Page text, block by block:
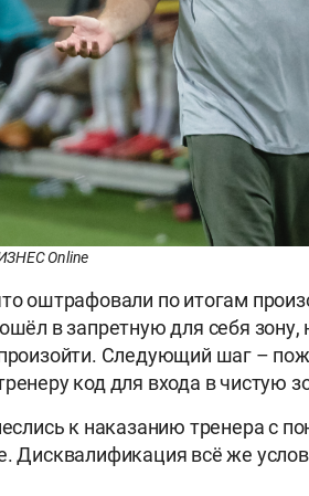
Online
оштрафовали по итогам
в запретную для себя зону,
Следующий шаг –
код для входа в чистую
к наказанию тренера с
Дисквалификация всё же